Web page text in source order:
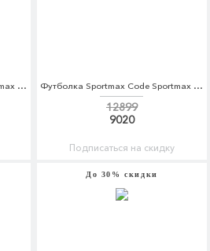
Футболка Sportmax Code Sportmax Code SP027EWBSXO6 Футболка Sportmax Code Sportmax Code SP027EWBSXO8
12899
9020
Подписаться на скидку
До 30% скидки